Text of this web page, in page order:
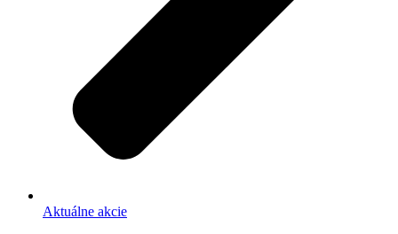
Aktuálne akcie